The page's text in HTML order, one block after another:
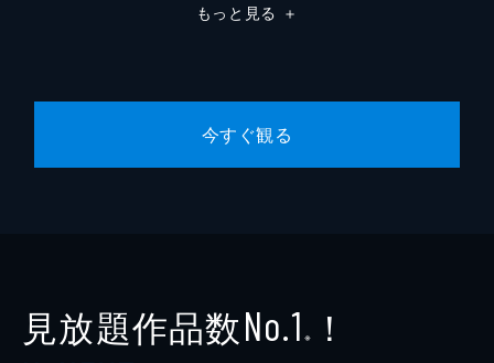
もっと見る ＋
今すぐ観る
見放題作品数No.1 ※ ！